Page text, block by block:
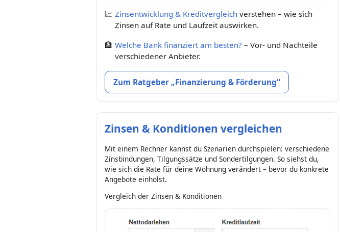
📈 Zinsentwicklung & Kreditvergleich verstehen – wie sich
Zinsen auf Rate und Laufzeit auswirken.
🏦 Welche Bank finanziert am besten? – Vor- und Nachteile
verschiedener Anbieter.
Zum Ratgeber „Finanzierung & Förderung“
Zinsen & Konditionen vergleichen
Mit einem Rechner kannst du Szenarien durchspielen: verschiedene
Zinsbindungen, Tilgungssätze und Sondertilgungen. So siehst du,
wie sich die Rate für deine Wohnung verändert – bevor du konkrete
Angebote einholst.
Vergleich der Zinsen & Konditionen